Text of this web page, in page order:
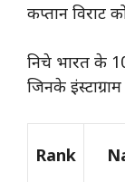
कप्तान विराट
निचे भारत के
जिनके
Rank